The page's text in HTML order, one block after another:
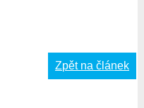
Zpět na článek